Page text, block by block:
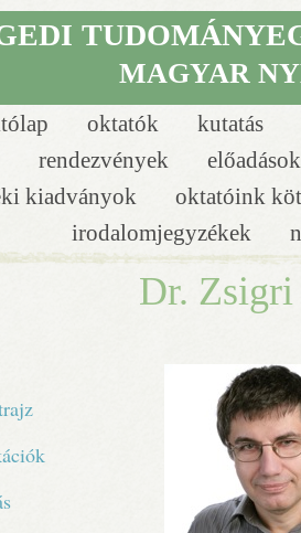
MAGYAR
oktatók
kutatás
rendezvények
kiadványok
oktatóink
irodalomjegyzékek
Dr.